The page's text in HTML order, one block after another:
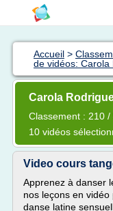
Accueil >
de vidéos: Carola
Carola
Classement : 210 /
10 vidéos
Video cours
Apprenez à danser
nos leçons en
danse latine